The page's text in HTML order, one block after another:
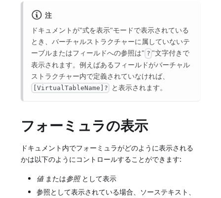
注
ドキュメントが"式を表示"モードで表示されている
とき、バーチャルストラクチャーに属していないテ
ーブルまたはフィールドへの参照は" ? "文字付きで
表示されます。例えばあるフィールドがバーチャル
ストラクチャー内で定義されていなければ、
[VirtualTableName]? と表示されます。
フォーミュラの表示
ドキュメント内でフォーミュラがどのように表示される
かは以下のようにコントロールすることができます:
値または参照として表示
参照として表示されている場合、ソーステキスト、